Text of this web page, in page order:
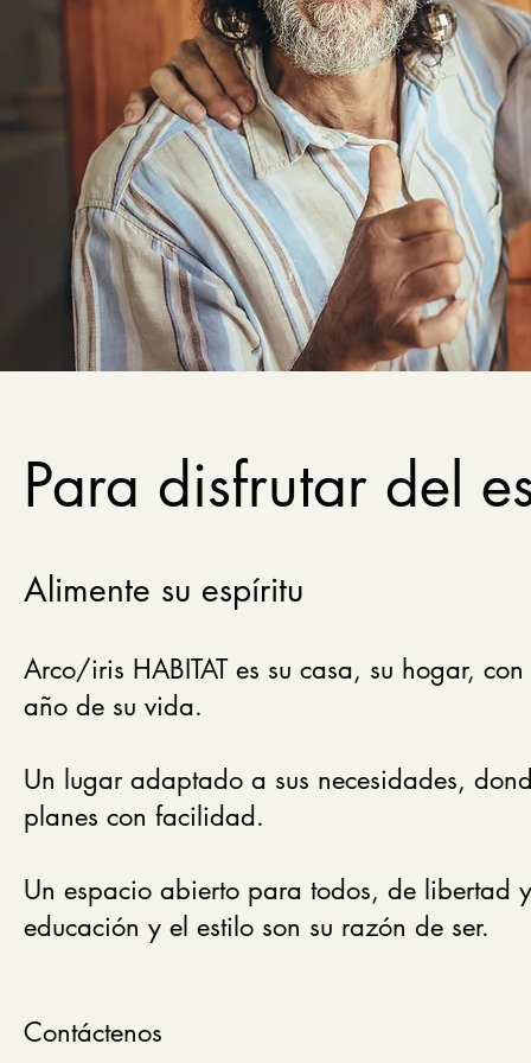
Para disfrutar del
Alimente su espíritu
Arco/iris HABITAT es su casa, su hogar,
año de su vida.
Un lugar adaptado a sus necesidades,
planes con facilidad.
Un espacio abierto para todos, de libertad
educación y el estilo son su razón de ser.
Contáctenos